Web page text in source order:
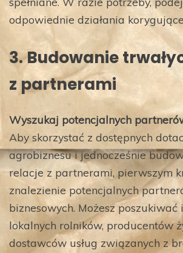
odpowiednie działania
3. Budowanie
z partnerami
Wyszukaj potencjalnych
Aby skorzystać z dostępnych
agrobiznesu i jednocześnie
relacje z partnerami, pierwszym
znalezienie potencjalnych
biznesowych. Możesz poszukiwać
lokalnych rolników, producentów
dostawców usług związanych z